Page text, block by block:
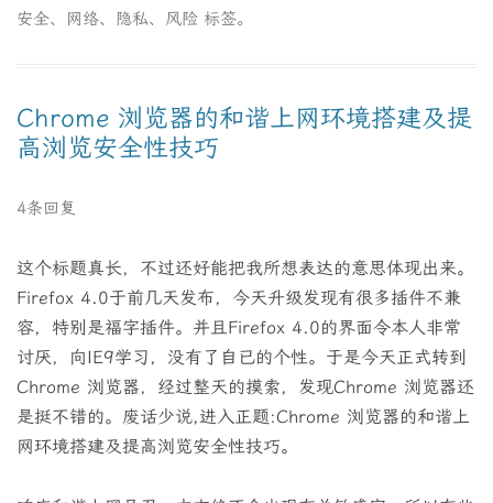
安全、 网络、 隐私、 风险 标签。
Chrome 浏览器的和谐上网环境搭建及提
高浏览安全性技巧
4条回复
这个标题真长，不过还好能把我所想表达的意思体现出来。
Firefox 4.0于前几天发布，今天升级发现有很多插件不兼
容，特别是福字插件。并且Firefox 4.0的界面令本人非常
讨厌，向IE9学习，没有了自已的个性。于是今天正式转到
Chrome 浏览器，经过整天的摸索，发现Chrome 浏览器还
是挺不错的。废话少说,进入正题:Chrome 浏览器的和谐上
网环境搭建及提高浏览安全性技巧。